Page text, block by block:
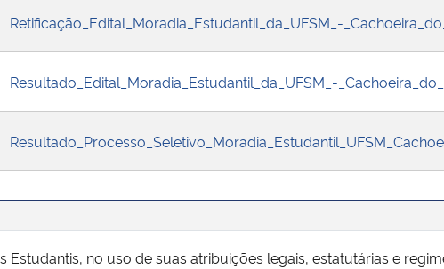
Retificação_Edital_Moradia_Estudantil_da_UFSM_-
Resultado_Edital_Moradia_Estudantil_da_UFSM_-
Estudantis, no uso de suas atribuições legais, estatutárias e